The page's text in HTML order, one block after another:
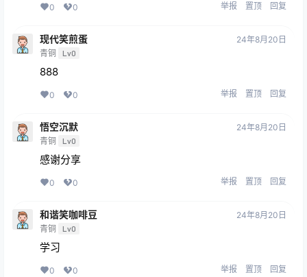
0 0 举报 置顶 回复
现代笑煎蛋
青铜 Lv0
24年8月20日
888
0 0 举报 置顶 回复
悟空沉默
青铜 Lv0
24年8月20日
感谢分享
0 0 举报 置顶 回复
和谐笑咖啡豆
青铜 Lv0
24年8月20日
学习
0 0 举报 置顶 回复